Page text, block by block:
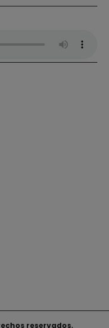
reservados.